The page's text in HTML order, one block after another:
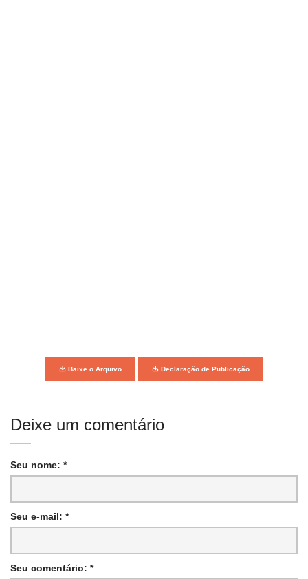
Baixe o Arquivo Declaração de Publicação
Deixe um comentário
Seu nome: *
Seu e-mail: *
Seu comentário: *